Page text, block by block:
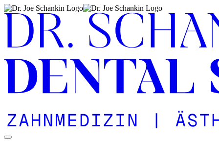
Zu
springen